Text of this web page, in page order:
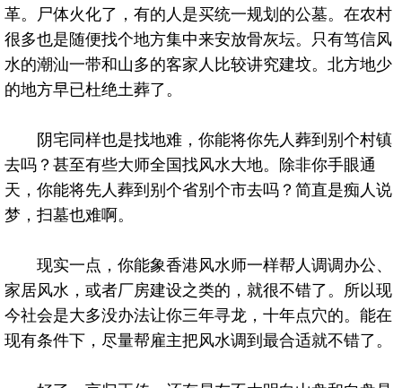
革。尸体火化了，有的人是买统一规划的公墓。在农村
很多也是随便找个地方集中来安放骨灰坛。只有笃信风
水的潮汕一带和山多的客家人比较讲究建坟。北方地少
的地方早已杜绝土葬了。
阴宅同样也是找地难，你能将你先人葬到别个村镇
去吗？甚至有些大师全国找风水大地。除非你手眼通
天，你能将先人葬到别个省别个市去吗？简直是痴人说
梦，扫墓也难啊。
现实一点，你能象香港风水师一样帮人调调办公、
家居风水，或者厂房建设之类的，就很不错了。所以现
今社会是大多没办法让你三年寻龙，十年点穴的。能在
现有条件下，尽量帮雇主把风水调到最合适就不错了。